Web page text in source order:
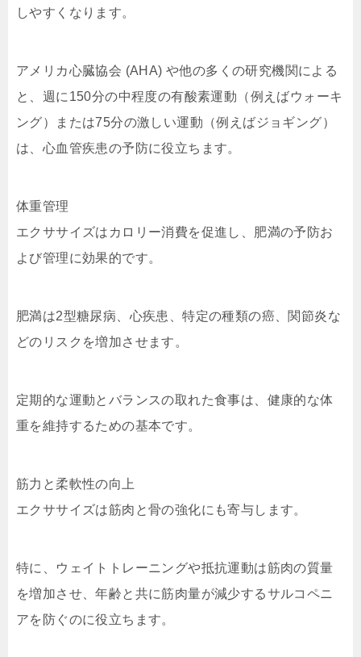
しやすくなります。
アメリカ心臓協会 (AHA) や他の多くの研究機関による
と、週に150分の中程度の有酸素運動（例えばウォーキ
ング）または75分の激しい運動（例えばジョギング）
は、心血管疾患の予防に役立ちます。
体重管理
エクササイズはカロリー消費を促進し、肥満の予防お
よび管理に効果的です。
肥満は2型糖尿病、心疾患、特定の種類の癌、関節炎な
どのリスクを増加させます。
定期的な運動とバランスの取れた食事は、健康的な体
重を維持するための基本です。
筋力と柔軟性の向上
エクササイズは筋肉と骨の強化にも寄与します。
特に、ウェイトトレーニングや抵抗運動は筋肉の質量
を増加させ、年齢と共に筋肉量が減少するサルコペニ
アを防ぐのに役立ちます。